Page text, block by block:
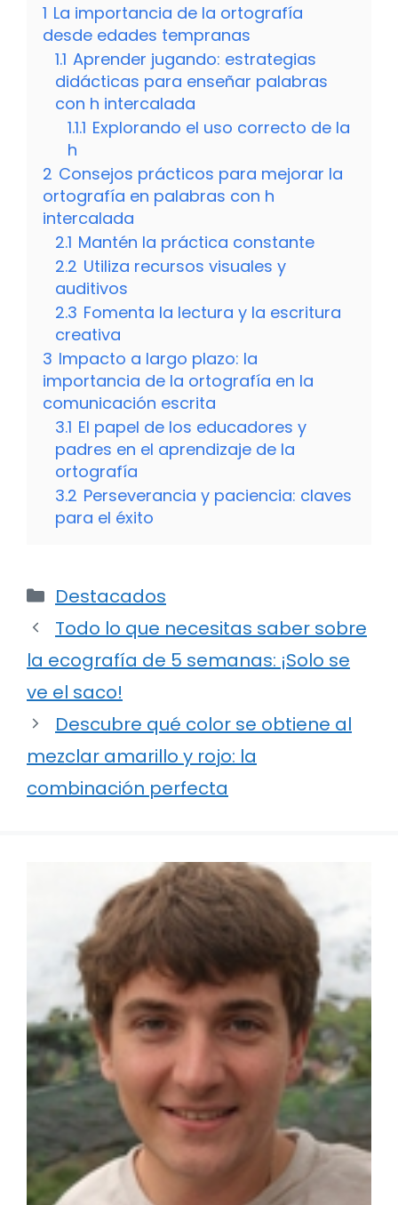
1 La importancia de la ortografía
desde edades tempranas
1.1 Aprender jugando: estrategias
didácticas para enseñar palabras
con h intercalada
1.1.1 Explorando el uso correcto de la
h
2 Consejos prácticos para mejorar la
ortografía en palabras con h
intercalada
2.1 Mantén la práctica constante
2.2 Utiliza recursos visuales y
auditivos
2.3 Fomenta la lectura y la escritura
creativa
3 Impacto a largo plazo: la
importancia de la ortografía en la
comunicación escrita
3.1 El papel de los educadores y
padres en el aprendizaje de la
ortografía
3.2 Perseverancia y paciencia: claves
para el éxito
Categorías
Destacados
Todo lo que necesitas saber sobre
la ecografía de 5 semanas: ¡Solo se
ve el saco!
Descubre qué color se obtiene al
mezclar amarillo y rojo: la
combinación perfecta